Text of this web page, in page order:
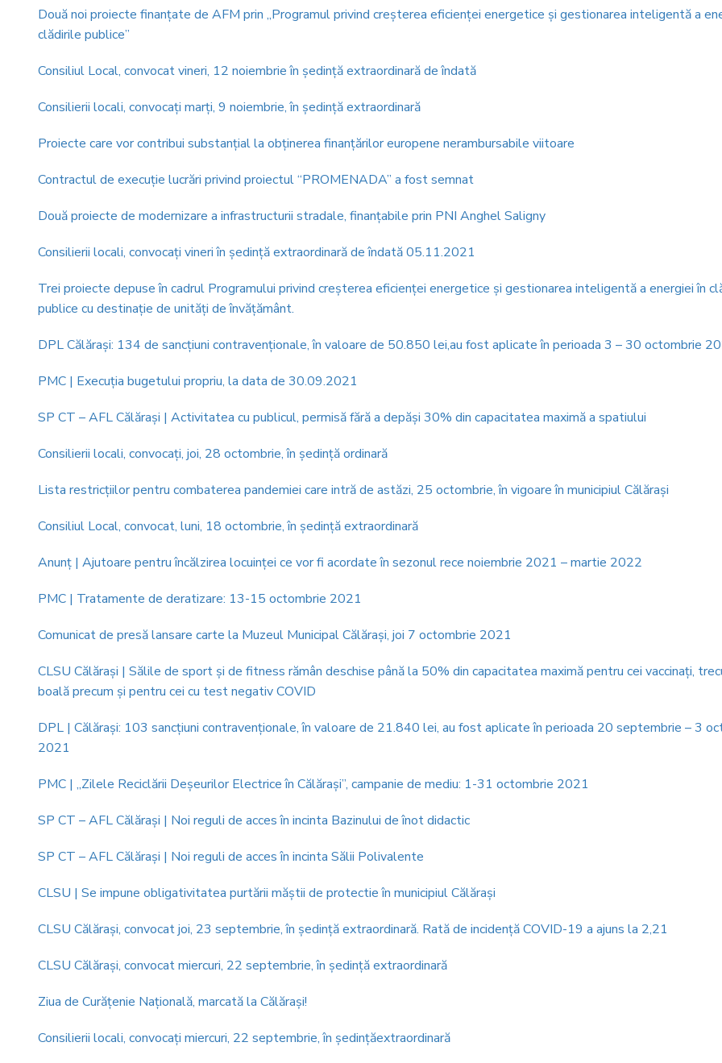
Două noi proiecte finanțate de AFM prin „Programul privind creşterea eficienţei energetice şi gestionarea inteligentă a
clădirile publice”
Consiliul Local, convocat vineri, 12 noiembrie în şedinţă extraordinară de îndată
Consilierii locali, convocaţi marţi, 9 noiembrie, în şedinţă extraordinară
Proiecte care vor contribui substanțial la obținerea finanțărilor europene nerambursabile viitoare
Contractul de execuție lucrări privind proiectul “PROMENADA” a fost semnat
Două proiecte de modernizare a infrastructurii stradale, finanţabile prin PNI Anghel Saligny
Consilierii locali, convocaţi vineri în şedinţă extraordinară de îndată 05.11.2021
Trei proiecte depuse în cadrul Programului privind creşterea eficienţei energetice şi gestionarea inteligentă a energiei în
publice cu destinaţie de unităţi de învăţământ.
DPL Călăraşi: 134 de sancțiuni contravenționale, în valoare de 50.850 lei,au fost aplicate în perioada 3 – 30 octombrie
PMC | Execuţia bugetului propriu, la data de 30.09.2021
SP CT – AFL Călăraşi | Activitatea cu publicul, permisă fără a depăşi 30% din capacitatea maximă a spatiului
Consilierii locali, convocaţi, joi, 28 octombrie, în şedinţă ordinară
Lista restricțiilor pentru combaterea pandemiei care intră de astăzi, 25 octombrie, în vigoare în municipiul Călărași
Consiliul Local, convocat, luni, 18 octombrie, în şedinţă extraordinară
Anunţ | Ajutoare pentru încălzirea locuinței ce vor fi acordate în sezonul rece noiembrie 2021 – martie 2022
PMC | Tratamente de deratizare: 13-15 octombrie 2021
Comunicat de presă lansare carte la Muzeul Municipal Călărași, joi 7 octombrie 2021
CLSU Călăraşi | Sălile de sport şi de fitness rămân deschise până la 50% din capacitatea maximă pentru cei vaccinaţi,
boală precum şi pentru cei cu test negativ COVID
DPL | Călăraşi: 103 sancțiuni contravenționale, în valoare de 21.840 lei, au fost aplicate în perioada 20 septembrie – 3
2021
PMC | „Zilele Reciclării Deşeurilor Electrice în Călăraşi”, campanie de mediu: 1-31 octombrie 2021
SP CT – AFL Călăraşi | Noi reguli de acces în incinta Bazinului de înot didactic
SP CT – AFL Călăraşi | Noi reguli de acces în incinta Sălii Polivalente
CLSU | Se impune obligativitatea purtării măștii de protectie în municipiul Călăraşi
CLSU Călăraşi, convocat joi, 23 septembrie, în şedinţă extraordinară. Rată de incidenţă COVID-19 a ajuns la 2,21
CLSU Călăraşi, convocat miercuri, 22 septembrie, în şedinţă extraordinară
Ziua de Curăţenie Naţională, marcată la Călăraşi!
Consilierii locali, convocaţi miercuri, 22 septembrie, în şedinţăextraordinară